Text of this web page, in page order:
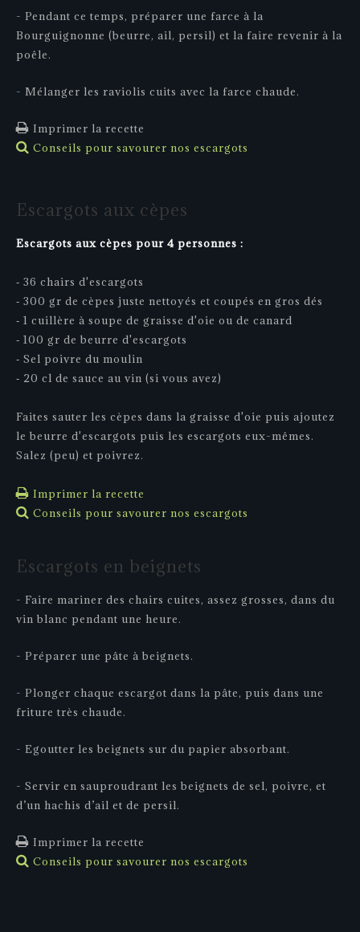
- Pendant ce temps, préparer une farce à la
Bourguignonne (beurre, ail, persil) et la faire revenir à la
poêle.
- Mélanger les raviolis cuits avec la farce chaude.
Imprimer la recette
Conseils pour savourer nos escargots
Escargots aux cèpes
Escargots aux cèpes pour 4 personnes :
‐ 36 chairs d'escargots
‐ 300 gr de cèpes juste nettoyés et coupés en gros dés
‐ 1 cuillère à soupe de graisse d'oie ou de canard
‐ 100 gr de beurre d'escargots
‐ Sel poivre du moulin
‐ 20 cl de sauce au vin (si vous avez)
Faites sauter les cèpes dans la graisse d'oie puis ajoutez
le beurre d'escargots puis les escargots eux-mêmes.
Salez (peu) et poivrez.
Imprimer la recette
Conseils pour savourer nos escargots
Escargots en beignets
- Faire mariner des chairs cuites, assez grosses, dans du
vin blanc pendant une heure.
- Préparer une pâte à beignets.
- Plonger chaque escargot dans la pâte, puis dans une
friture très chaude.
- Egoutter les beignets sur du papier absorbant.
- Servir en sauproudrant les beignets de sel, poivre, et
d’un hachis d’ail et de persil.
Imprimer la recette
Conseils pour savourer nos escargots